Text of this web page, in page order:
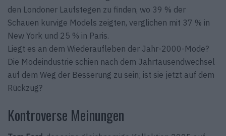
den Londoner Laufstegen zu finden, wo 39 % der
Schauen kurvige Models zeigten, verglichen mit 37 % in
New York und 25 % in Paris.
Liegt es an dem Wiederaufleben der Jahr-2000-Mode?
Die Modeindustrie schien nach dem Jahrtausendwechsel
auf dem Weg der Besserung zu sein; ist sie jetzt auf dem
Rückzug?
Kontroverse Meinungen